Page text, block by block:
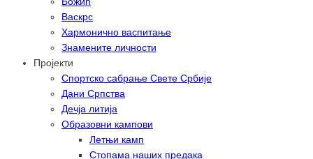
Васкрс
Хармонично васпитање
Знамените личности
Пројекти
Спортско сабрање Свете Србије
Дани Српства
Дечја литија
Образовни кампови
Летњи камп
Стопама наших предака